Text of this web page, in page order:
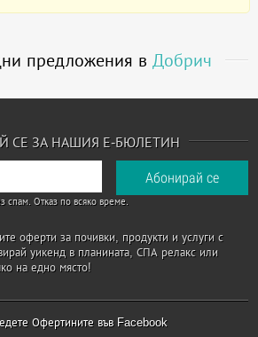
предложения в Добрич
СЕ ЗА НАШИЯ Е-БЮЛЕТИН
спам. Отказ по всяко време.
оферти за почивки, продукти и услуги с
уикенд в планината, СПА релакс или
на едно място!
Офертините във Facebook